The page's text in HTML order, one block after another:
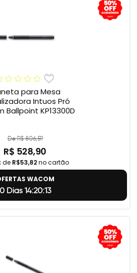
para Mesa
Intuos Pró
Ballpoint KP13300D
De R$ 806,59
R$ 528,90
de R$53,82no cartão
WACOM
0 Dias 14:20:12